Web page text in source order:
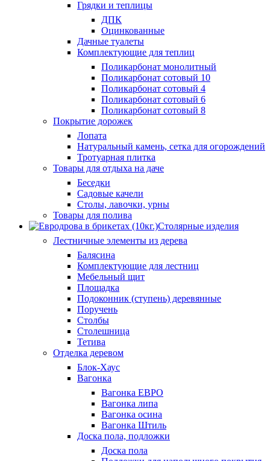
Грядки и теплицы
ДПК
Оцинкованные
Дачные туалеты
Комплектующие для теплиц
Поликарбонат монолитный
Поликарбонат сотовый 10
Поликарбонат сотовый 4
Поликарбонат сотовый 6
Поликарбонат сотовый 8
Покрытие дорожек
Лопата
Натуральный камень, сетка для огорождений
Тротуарная плитка
Товары для отдыха на даче
Беседки
Садовые качели
Столы, лавочки, урны
Товары для полива
Столярные изделия
Лестничные элементы из дерева
Балясина
Комплектующие для лестниц
Мебельный щит
Площадка
Подоконник (ступень) деревянные
Поручень
Столбы
Столешница
Тетива
Отделка деревом
Блок-Хаус
Вагонка
Вагонка ЕВРО
Вагонка липа
Вагонка осина
Вагонка Штиль
Доска пола, подложки
Доска пола